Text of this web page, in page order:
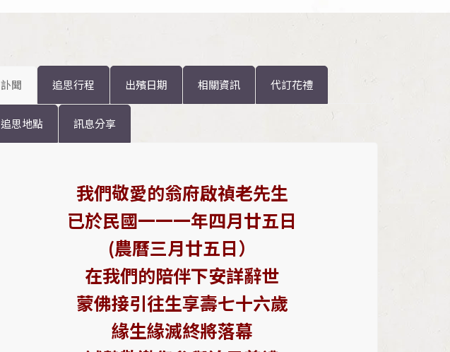
訃聞 追思行程 出殯日期 相關資訊 代訂花禮
追思地點 訊息分享
我們敬愛的翁府啟禎老先生
已於民國一一一年四月廿五日
(農曆三月廿五日）
在我們的陪伴下安詳辭世
蒙佛接引往生享壽七十六歲
緣生緣滅終將落幕